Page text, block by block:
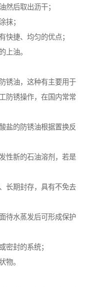
然后取出沥干；
抹；
快捷、均匀的优点；
上油。
锈油，这种有主要用于
防锈操作，在国内常常
盐的防锈油根据置换反
性新的石油溶剂，若是
长期封存，具有不免去
待水蒸发后可形成保护
密封的系统；
物。